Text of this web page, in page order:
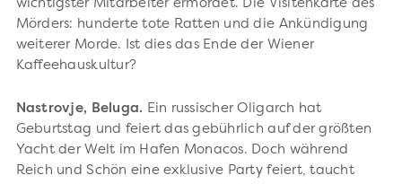
wichtigster Mitarbeiter ermordet. Die Visitenkarte des
Mörders: hunderte tote Ratten und die Ankündigung
weiterer Morde. Ist dies das Ende der Wiener
Kaffeehauskultur?
Nastrovje, Beluga. Ein russischer Oligarch hat
Geburtstag und feiert das gebührlich auf der größten
Yacht der Welt im Hafen Monacos. Doch während
Reich und Schön eine exklusive Party feiert, taucht